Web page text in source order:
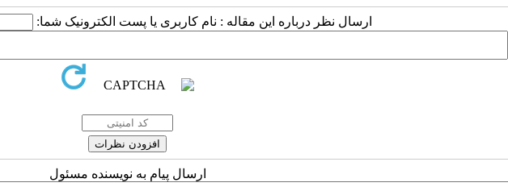
ارسال نظر درباره این مقاله : نام کاربری یا پست الکترونیک شما:
ارسال پیام به نویسنده مسئول